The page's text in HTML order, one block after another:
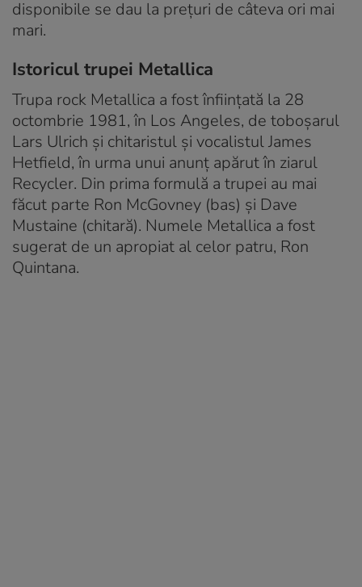
disponibile se dau la prețuri de câteva ori mai
mari.
Istoricul trupei Metallica
Trupa rock Metallica a fost înfiinţată la 28
octombrie 1981, în Los Angeles, de toboşarul
Lars Ulrich şi chitaristul şi vocalistul James
Hetfield, în urma unui anunţ apărut în ziarul
Recycler. Din prima formulă a trupei au mai
făcut parte Ron McGovney (bas) şi Dave
Mustaine (chitară). Numele Metallica a fost
sugerat de un apropiat al celor patru, Ron
Quintana.